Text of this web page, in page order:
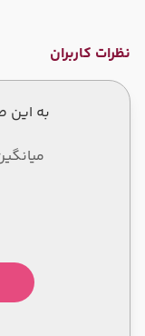
نظرات کاربران
به این
میانگین امتیاز